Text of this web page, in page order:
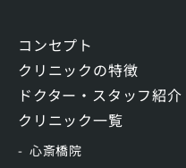
コンセプト
クリニックの特徴
ドクター・スタッフ紹介
クリニック一覧
心斎橋院